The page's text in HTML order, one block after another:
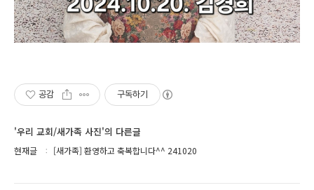
공감 구독하기
'우리 교회/새가족 사진'의 다른글
현재글 [새가족] 환영하고 축복합니다^^ 241020